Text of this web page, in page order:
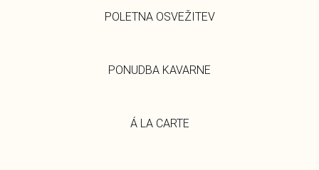
POLETNA OSVEŽITEV
PONUDBA KAVARNE
Á LA CARTE